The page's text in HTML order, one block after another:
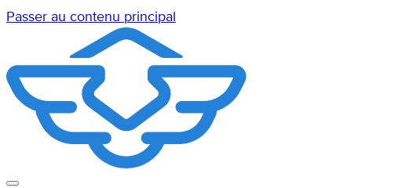
Passer au contenu principal